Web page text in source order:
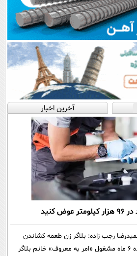
آخرین اخبار
رجب زاده: بلاگر زن طعمه کشاندن
مداح به قرار مرگ/ رجب زاده 6 ماه مشغول «امر به معروف» خانم بلاگر